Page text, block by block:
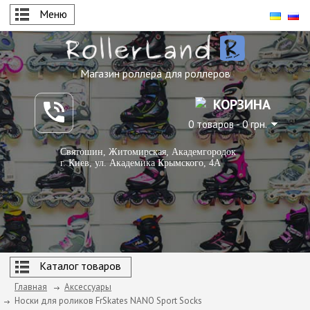
Меню
Магазин роллера для роллеров
КОРЗИНА
0 товаров - 0 грн.
Святошин, Житомирская, Академгородок
г. Киев, ул. Академика Крымского, 4А
Каталог товаров
Главная
Аксессуары
Носки для роликов FrSkates NANO Sport Socks